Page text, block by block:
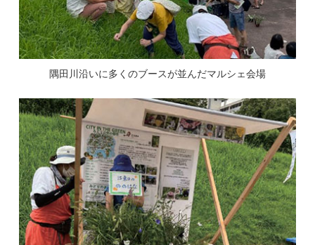
隅田川沿いに多くのブースが並んだマルシェ会場